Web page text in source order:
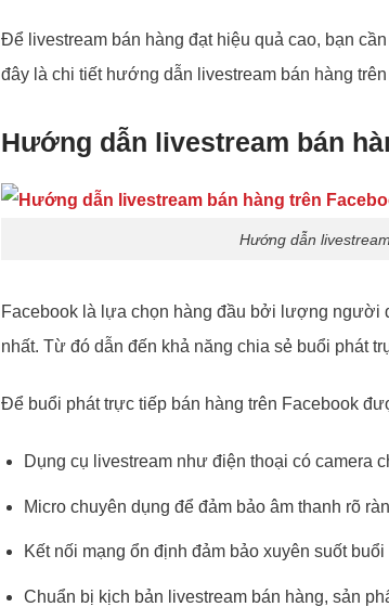
Để livestream bán hàng đạt hiệu quả cao, bạn
đây là chi tiết hướng dẫn livestream bán hàng
Hướng dẫn livestream bán
Hướng dẫn
Facebook là lựa chọn hàng đầu bởi lượng người
nhất. Từ đó dẫn đến khả năng chia sẻ buổi phát
Để buổi phát trực tiếp bán hàng trên Facebook
Dụng cụ livestream như điện thoại có camera
Micro chuyên dụng để đảm bảo âm thanh rõ
Kết nối mạng ổn định đảm bảo xuyên suốt
Chuẩn bị kịch bản livestream bán hàng, sản